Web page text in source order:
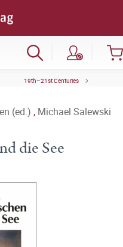
19th–21st Centuries
(ed.) , Michael Salewski
die See